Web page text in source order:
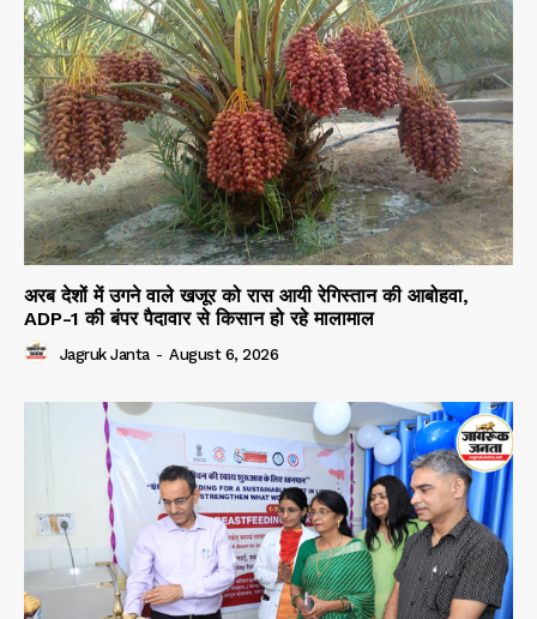
अरब देशों में उगने वाले खजूर को रास आयी रेगिस्तान की आबोहवा,
ADP-1 की बंपर पैदावार से किसान हो रहे मालामाल
Jagruk Janta - August 6, 2026